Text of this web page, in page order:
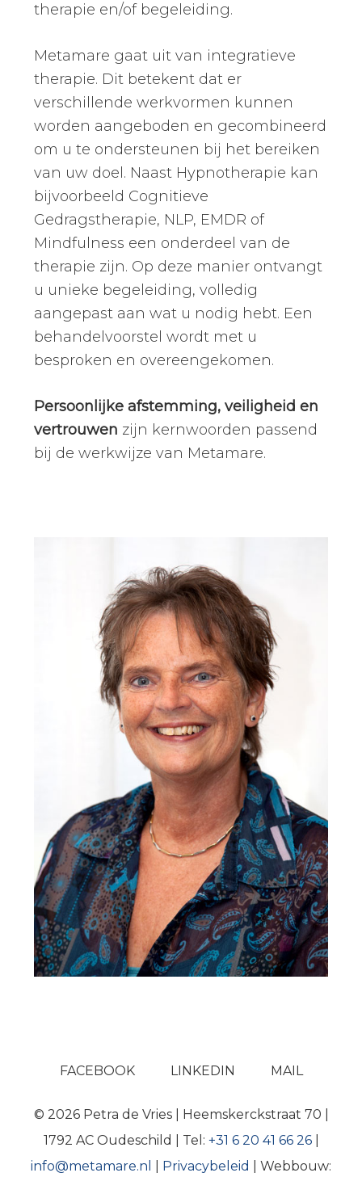
therapie en/of begeleiding.
Metamare gaat uit van integratieve
therapie. Dit betekent dat er
verschillende werkvormen kunnen
worden aangeboden en gecombineerd
om u te ondersteunen bij het bereiken
van uw doel. Naast Hypnotherapie kan
bijvoorbeeld Cognitieve
Gedragstherapie, NLP, EMDR of
Mindfulness een onderdeel van de
therapie zijn. Op deze manier ontvangt
u unieke begeleiding, volledig
aangepast aan wat u nodig hebt. Een
behandelvoorstel wordt met u
besproken en overeengekomen.
Persoonlijke afstemming, veiligheid en
vertrouwen zijn kernwoorden passend
bij de werkwijze van Metamare.
FACEBOOK LINKEDIN MAIL
© 2026 Petra de Vries | Heemskerckstraat 70 |
1792 AC Oudeschild | Tel: +31 6 20 41 66 26|
info@metamare.nl
Privacybeleid | Webbouw: